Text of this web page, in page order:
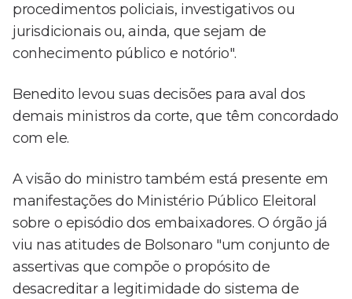
procedimentos policiais, investigativos ou
jurisdicionais ou, ainda, que sejam de
conhecimento público e notório".
Benedito levou suas decisões para aval dos
demais ministros da corte, que têm concordado
com ele.
A visão do ministro também está presente em
manifestações do Ministério Público Eleitoral
sobre o episódio dos embaixadores. O órgão já
viu nas atitudes de Bolsonaro "um conjunto de
assertivas que compõe o propósito de
desacreditar a legitimidade do sistema de